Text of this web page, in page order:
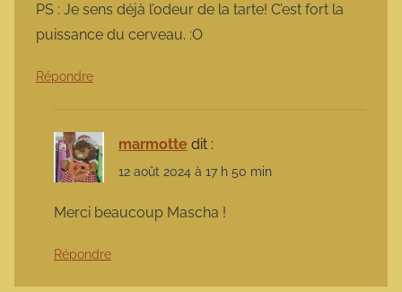
PS : Je sens déjà l’odeur de la tarte! C’est fort la
puissance du cerveau. :O
Répondre
marmotte dit :
12 août 2024 à 17 h 50 min
Merci beaucoup Mascha !
Répondre